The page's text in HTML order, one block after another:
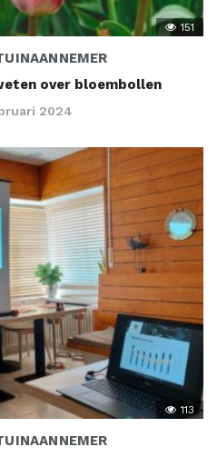
151
over bloembollen
2024
113